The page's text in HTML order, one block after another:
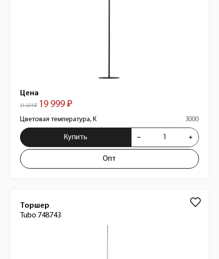
Цена
31 554 ₽ 19 999 ₽
Цветовая температура, К 3000
Купить
Опт
Торшер
Tubo 748743